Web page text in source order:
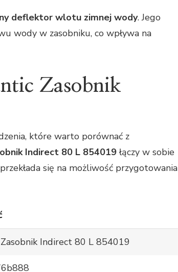
deflektor wlotu zimnej wody. Jego
wody w zasobniku, co wpływa na
Zasobnik
które warto porównać z
Indirect 80 L 854019łączy w sobie
się na możliwość przygotowania
Indirect 80 L 854019